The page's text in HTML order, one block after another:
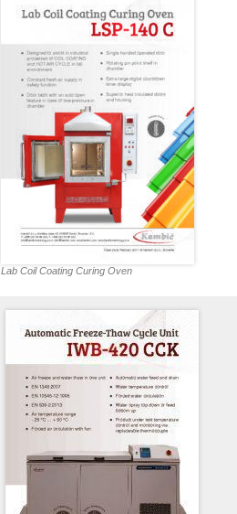
Lab Coil Coating Curing Oven